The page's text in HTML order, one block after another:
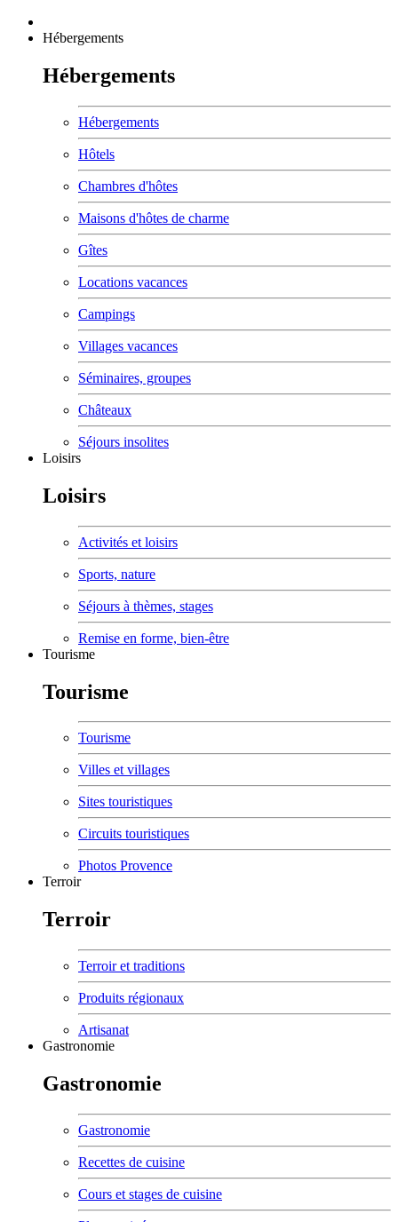
Hébergements
Hébergements
Hébergements
Hôtels
Chambres d'hôtes
Maisons d'hôtes de charme
Gîtes
Locations vacances
Campings
Villages vacances
Séminaires, groupes
Châteaux
Séjours insolites
Loisirs
Loisirs
Activités et loisirs
Sports, nature
Séjours à thèmes, stages
Remise en forme, bien-être
Tourisme
Tourisme
Tourisme
Villes et villages
Sites touristiques
Circuits touristiques
Photos Provence
Terroir
Terroir
Terroir et traditions
Produits régionaux
Artisanat
Gastronomie
Gastronomie
Gastronomie
Recettes de cuisine
Cours et stages de cuisine